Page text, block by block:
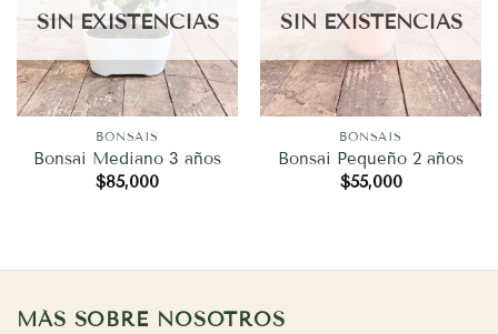
SIN EXISTENCIAS
BONSAIS
Bonsai Mediano 3 años
$85,000
SIN EXISTENCIAS
BONSAIS
Bonsai Pequeño 2 años
$55,000
MÁS SOBRE NOSOTROS